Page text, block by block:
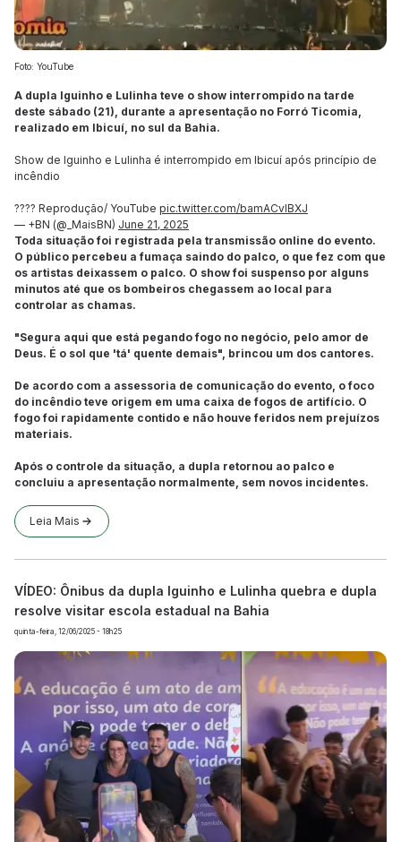
Foto: YouTube
A dupla Iguinho e Lulinha teve o show interrompido na tarde
deste sábado (21), durante a apresentação no Forró Ticomia,
realizado em Ibicuí, no sul da Bahia.
Show de Iguinho e Lulinha é interrompido em Ibicuí após princípio de
incêndio
???? Reprodução/ YouTube pic.twitter.com/bamACvIBXJ
— +BN (@_MaisBN) June 21, 2025
Toda situação foi registrada pela transmissão online do evento.
O público percebeu a fumaça saindo do palco, o que fez com que
os artistas deixassem o palco. O show foi suspenso por alguns
minutos até que os bombeiros chegassem ao local para
controlar as chamas.
"Segura aqui que está pegando fogo no negócio, pelo amor de
Deus. É o sol que 'tá' quente demais", brincou um dos cantores.
De acordo com a assessoria de comunicação do evento, o foco
do incêndio teve origem em uma caixa de fogos de artifício. O
fogo foi rapidamente contido e não houve feridos nem prejuízos
materiais.
Após o controle da situação, a dupla retornou ao palco e
concluiu a apresentação normalmente, sem novos incidentes.
Leia Mais
VÍDEO: Ônibus da dupla Iguinho e Lulinha quebra e dupla
resolve visitar escola estadual na Bahia
quinta-feira, 12/06/2025 - 18h25